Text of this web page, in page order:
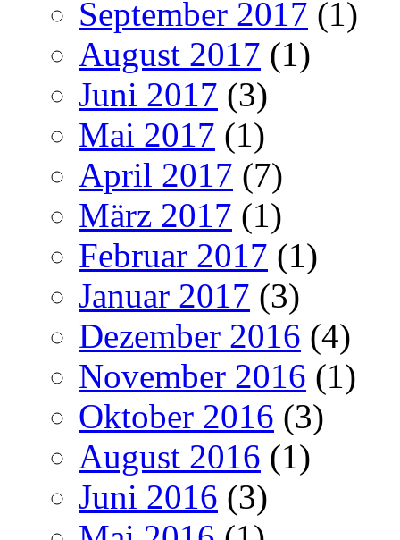
September 2017 (1)
August 2017 (1)
Juni 2017 (3)
Mai 2017 (1)
April 2017 (7)
März 2017 (1)
Februar 2017 (1)
Januar 2017 (3)
Dezember 2016 (4)
November 2016 (1)
Oktober 2016 (3)
August 2016 (1)
Juni 2016 (3)